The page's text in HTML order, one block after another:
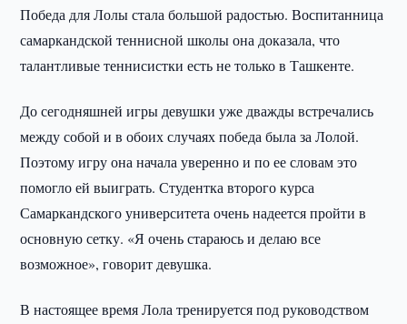
Победа для Лолы стала большой радостью. Воспитанница
самаркандской теннисной школы она доказала, что
талантливые теннисистки есть не только в Ташкенте.
До сегодняшней игры девушки уже дважды встречались
между собой и в обоих случаях победа была за Лолой.
Поэтому игру она начала уверенно и по ее словам это
помогло ей выиграть. Студентка второго курса
Самаркандского университета очень надеется пройти в
основную сетку. «Я очень стараюсь и делаю все
возможное», говорит девушка.
В настоящее время Лола тренируется под руководством